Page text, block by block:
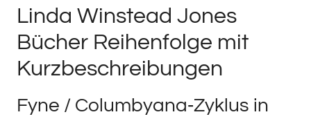
Linda Winstead Jones
Bücher Reihenfolge mit
Kurzbeschreibungen
Fyne / Columbyana‑Zyklus in